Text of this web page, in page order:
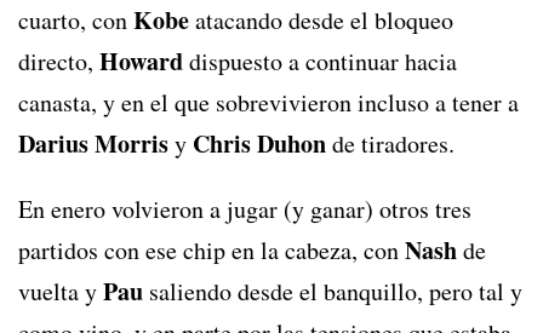
cuarto, conKobeatacando desde el bloqueo
directo, Howarddispuesto a continuar hacia
canasta, y en el que sobrevivieron incluso a tener a
Darius Morrisy Chris Duhonde tiradores.
En enero volvieron a jugar (y ganar) otros tres
partidos con ese chip en la cabeza, conNashde
vuelta yPau saliendo desde el banquillo, pero tal y